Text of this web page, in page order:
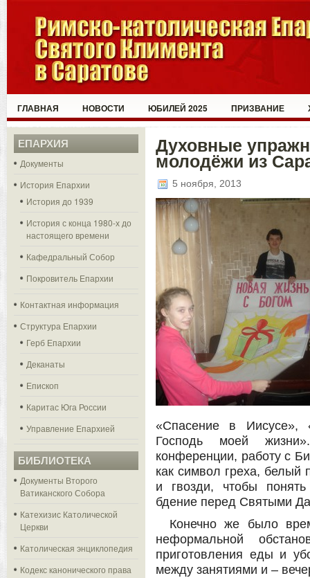
ГЛАВНАЯ НОВОСТИ ЮБИЛЕЙ 2025 ПРИЗВАНИЕ
ЕПАРХИЯ
Документы
История Епархии
История до 1939
История с конца 1980-х до
настоящего времени
Кафедральный Собор
Покровитель Епархии
Контактная информация
Структура Епархии
Герб Епархии
Деканаты
Епископ
Каритас Юга России
Управление Епархией
БИБЛИОТЕКА
Документы Второго
Ватиканского Собора
Катехизис Католической
Церкви
Католическая энциклопедия
Кодекс канонического права
Духовные
молодёжи из
5 ноября, 2013
«Спасение в
Господь моей
конференции, работу с
как символ греха, белый
и гвозди, чтобы
бдение перед Святыми
Конечно же было
неформальной
приготовления еды и
между занятиями и –